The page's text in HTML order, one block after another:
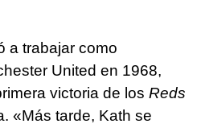
a trabajar como
United en 1968,
victoria de los Reds
«Más tarde, Kath se